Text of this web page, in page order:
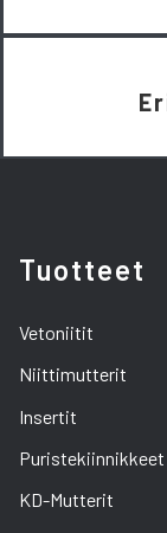
Tuotteet
Vetoniitit
Niittimutterit
Insertit
Puristekiinnikkeet
KD-Mutterit